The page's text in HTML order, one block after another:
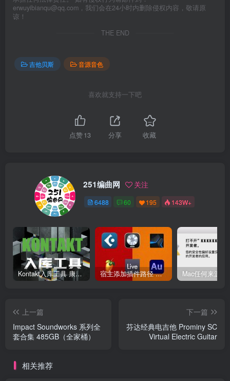
erwuyibianqu@qq.com，我们会在24小时内删除侵权内容，敬请原
谅！
THE END
吉他贝斯 音源音色
喜欢就支持一下吧
点赞13 分享 收藏
251编曲网 关注
6488 60 195 143W+
Kontakt入库工具 康泰克入库教程 宿主添加插件路径 插件路径设置 VSTPlugins路径
上一篇
Impact Soundworks 系列全
套合集 485GB（全家桶）
下一篇
芬达经典电吉他 Prominy SC
Virtual Electric Guitar
相关推荐